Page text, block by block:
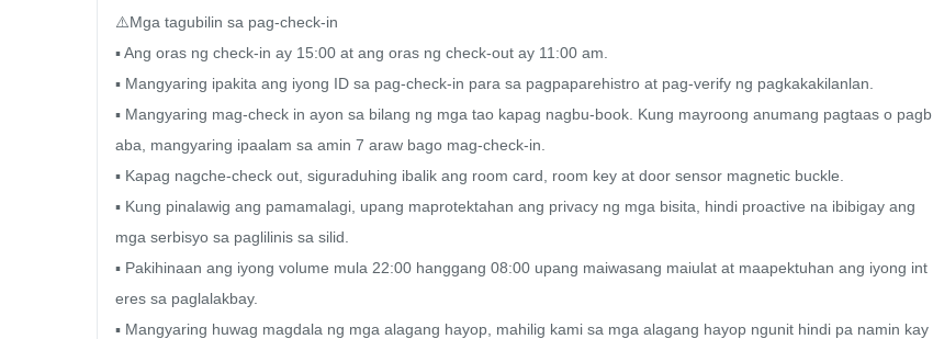
⚠️Mga tagubilin sa pag-check-in
▪ Ang oras ng check-in ay 15:00 at ang oras ng check-out ay 11:00 am.
▪ Mangyaring ipakita ang iyong ID sa pag-check-in para sa pagpaparehistro at pag-verify ng pagkakakilanlan.
▪ Mangyaring mag-check in ayon sa bilang ng mga tao kapag nagbu-book. Kung mayroong anumang pagtaas o pagb
aba, mangyaring ipaalam sa amin 7 araw bago mag-check-in.
▪ Kapag nagche-check out, siguraduhing ibalik ang room card, room key at door sensor magnetic buckle.
▪ Kung pinalawig ang pamamalagi, upang maprotektahan ang privacy ng mga bisita, hindi proactive na ibibigay ang
mga serbisyo sa paglilinis sa silid.
▪ Pakihinaan ang iyong volume mula 22:00 hanggang 08:00 upang maiwasang maiulat at maapektuhan ang iyong int
eres sa paglalakbay.
▪ Mangyaring huwag magdala ng mga alagang hayop, mahilig kami sa mga alagang hayop ngunit hindi pa namin kay